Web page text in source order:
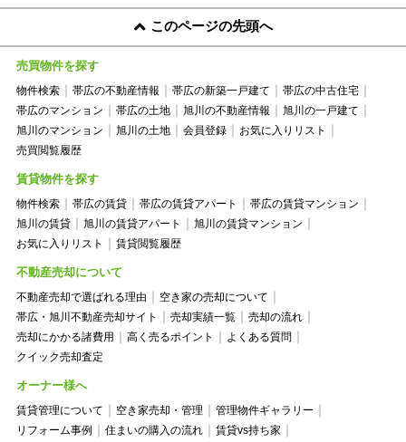
このページの先頭へ
売買物件を探す
物件検索 帯広の不動産情報 帯広の新築一戸建て
帯広の中古住宅
帯広のマンション
帯広の土地 旭川の不動産情報
旭川の一戸建て
旭川のマンション
旭川の土地 会員登録
お気に入りリスト
売買閲覧履歴
賃貸物件を探す
物件検索 帯広の賃貸 帯広の賃貸アパート
帯広の賃貸マンション
旭川の賃貸
旭川の賃貸アパート
旭川の賃貸マンション
お気に入りリスト
賃貸閲覧履歴
不動産売却について
不動産売却で選ばれる理由
空き家の売却について
帯広・旭川不動産売却サイト
売却実績一覧
売却の流れ
売却にかかる諸費用
高く売るポイント
よくある質問
クイック売却査定
オーナー様へ
賃貸管理について 空き家売却・管理
管理物件ギャラリー
リフォーム事例
住まいの購入の流れ
賃貸vs持ち家